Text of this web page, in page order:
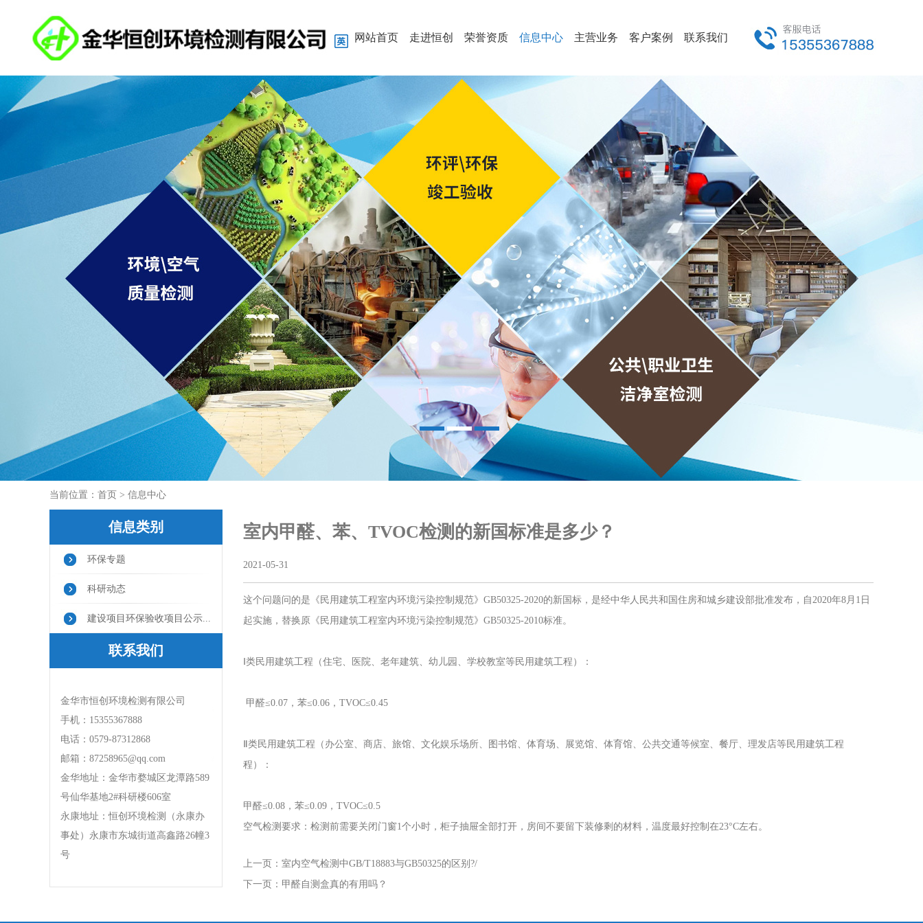
网站首页 走进恒创 荣誉资质 信息中心 主营业务 客户案例 联系我们
当前位置： 首页 > 信息中心
信息类别
环保专题
科研动态
建设项目环保验收项目公示...
联系我们
金华市恒创环境检测有限公司
手机：15355367888
电话：0579-87312868
邮箱：87258965@qq.com
金华地址：金华市婺城区龙潭路589
号仙华基地2#科研楼606室
永康地址：恒创环境检测（永康办
事处）永康市东城街道高鑫路26幢3
号
室内甲醛、苯、TVOC检测的新国标准是多少？
2021-05-31
这个问题问的是《民用建筑工程室内环境污染控制规范》GB50325-2020的新国标，是经中华人民共和国住房和城乡建设部批准发布，自2020年8月1日
起实施，替换原《民用建筑工程室内环境污染控制规范》GB50325-2010标准。
Ⅰ类民用建筑工程（住宅、医院、老年建筑、幼儿园、学校教室等民用建筑工程）：
甲醛≤0.07，苯≤0.06，TVOC≤0.45
Ⅱ类民用建筑工程（办公室、商店、旅馆、文化娱乐场所、图书馆、体育场、展览馆、体育馆、公共交通等候室、餐厅、理发店等民用建筑工程
程）：
甲醛≤0.08，苯≤0.09，TVOC≤0.5
空气检测要求：检测前需要关闭门窗1个小时，柜子抽屉全部打开，房间不要留下装修剩的材料，温度最好控制在23°C左右。
上一页： 室内空气检测中GB/T18883与GB50325的区别?/
下一页： 甲醛自测盒真的有用吗？